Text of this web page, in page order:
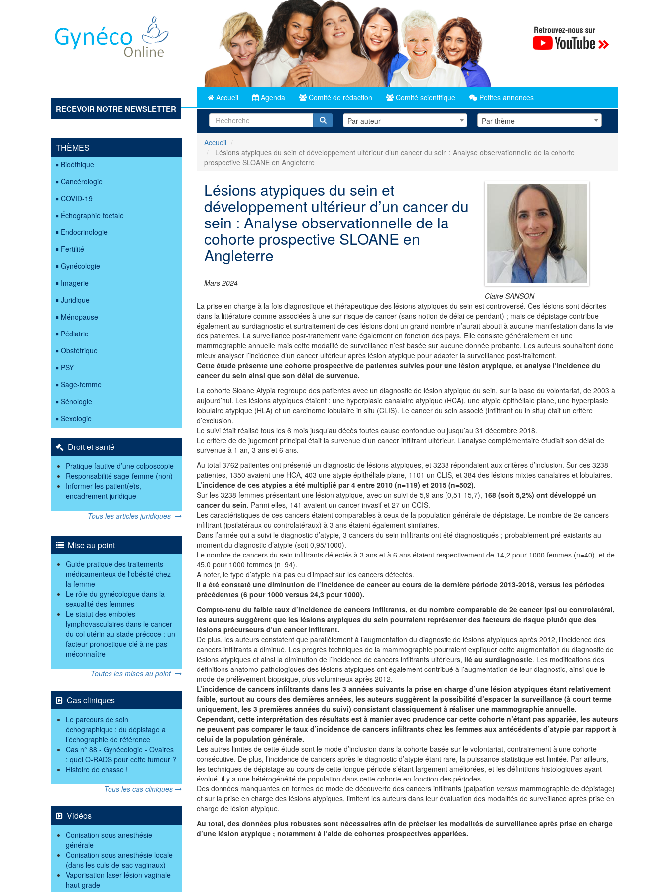
Accueil Agenda Comité de rédaction Comité scientifique Petites annonces
RECEVOIR NOTRE NEWSLETTER
RecherchePar auteur Par thème
Accueil
Lésions atypiques du sein et développement ultérieur d’un cancer du sein : Analyse observationnelle de la cohorte
prospective SLOANE en Angleterre
Lésions atypiques du sein et
développement ultérieur d’un cancer du
sein : Analyse observationnelle de la
cohorte prospective SLOANE en
Angleterre
Mars 2024
Claire SANSON
La prise en charge à la fois diagnostique et thérapeutique des lésions atypiques du sein est controversé. Ces lésions sont décrites
dans la littérature comme associées à une sur-risque de cancer (sans notion de délai ce pendant) ; mais ce dépistage contribue
également au surdiagnostic et surtraitement de ces lésions dont un grand nombre n’aurait abouti à aucune manifestation dans la vie
des patientes. La surveillance post-traitement varie également en fonction des pays. Elle consiste généralement en une
mammographie annuelle mais cette modalité de surveillance n’est basée sur aucune donnée probante. Les auteurs souhaitent donc
mieux analyser l’incidence d’un cancer ultérieur après lésion atypique pour adapter la surveillance post-traitement.
Cette étude présente une cohorte prospective de patientes suivies pour une lésion atypique, et analyse l’incidence du
cancer du sein ainsi que son délai de survenue.
La cohorte Sloane Atypia regroupe des patientes avec un diagnostic de lésion atypique du sein, sur la base du volontariat, de 2003 à
aujourd’hui. Les lésions atypiques étaient : une hyperplasie canalaire atypique (HCA), une atypie épithéliale plane, une hyperplasie
lobulaire atypique (HLA) et un carcinome lobulaire in situ (CLIS). Le cancer du sein associé (infiltrant ou in situ) était un critère
d’exclusion.
Le suivi était réalisé tous les 6 mois jusqu’au décès toutes cause confondue ou jusqu’au 31 décembre 2018.
Le critère de de jugement principal était la survenue d’un cancer infiltrant ultérieur. L’analyse complémentaire étudiait son délai de
survenue à 1 an, 3 ans et 6 ans.
Au total 3762 patientes ont présenté un diagnostic de lésions atypiques, et 3238 répondaient aux critères d’inclusion. Sur ces 3238
patientes, 1350 avaient une HCA, 403 une atypie épithéliale plane, 1101 un CLIS, et 384 des lésions mixtes canalaires et lobulaires.
L’incidence de ces atypies a été multiplié par 4 entre 2010 (n=119) et 2015 (n=502).
Sur les 3238 femmes présentant une lésion atypique, avec un suivi de 5,9 ans (0,51-15,7), 168 (soit 5,2%) ont développé un
cancer du sein. Parmi elles, 141 avaient un cancer invasif et 27 un CCIS.
Les caractéristiques de ces cancers étaient comparables à ceux de la population générale de dépistage. Le nombre de 2e cancers
infiltrant (ipsilatéraux ou controlatéraux) à 3 ans étaient également similaires.
Dans l’année qui a suivi le diagnostic d’atypie, 3 cancers du sein infiltrants ont été diagnostiqués ; probablement pré-existants au
moment du diagnostic d’atypie (soit 0,95/1000).
Le nombre de cancers du sein infiltrants détectés à 3 ans et à 6 ans étaient respectivement de 14,2 pour 1000 femmes (n=40), et de
45,0 pour 1000 femmes (n=94).
A noter, le type d’atypie n’a pas eu d’impact sur les cancers détectés.
Il a été constaté une diminution de l’incidence de cancer au cours de la dernière période 2013-2018, versus les périodes
précédentes (6 pour 1000 versus 24,3 pour 1000).
Compte-tenu du faible taux d’incidence de cancers infiltrants, et du nombre comparable de 2e cancer ipsi ou controlatéral,
les auteurs suggèrent que les lésions atypiques du sein pourraient représenter des facteurs de risque plutôt que des
lésions précurseurs d’un cancer infiltrant.
De plus, les auteurs constatent que parallèlement à l’augmentation du diagnostic de lésions atypiques après 2012, l’incidence des
cancers infiltrants a diminué. Les progrès techniques de la mammographie pourraient expliquer cette augmentation du diagnostic de
lésions atypiques et ainsi la diminution de l’incidence de cancers infiltrants ultérieurs, lié au surdiagnostic. Les modifications des
définitions anatomo-pathologiques des lésions atypiques ont également contribué à l’augmentation de leur diagnostic, ainsi que le
mode de prélèvement biopsique, plus volumineux après 2012.
L’incidence de cancers infiltrants dans les 3 années suivants la prise en charge d’une lésion atypiques étant relativement
faible, surtout au cours des dernières années, les auteurs suggèrent la possibilité d’espacer la surveillance (à court terme
uniquement, les 3 premières années du suivi) consistant classiquement à réaliser une mammographie annuelle.
Cependant, cette interprétation des résultats est à manier avec prudence car cette cohorte n’étant pas appariée, les auteurs
ne peuvent pas comparer le taux d’incidence de cancers infiltrants chez les femmes aux antécédents d’atypie par rapport à
celui de la population générale.
Les autres limites de cette étude sont le mode d’inclusion dans la cohorte basée sur le volontariat, contrairement à une cohorte
consécutive. De plus, l’incidence de cancers après le diagnostic d’atypie étant rare, la puissance statistique est limitée. Par ailleurs,
les techniques de dépistage au cours de cette longue période s’étant largement améliorées, et les définitions histologiques ayant
évolué, il y a une hétérogénéité de population dans cette cohorte en fonction des périodes.
Des données manquantes en termes de mode de découverte des cancers infiltrants (palpation versus mammographie de dépistage)
et sur la prise en charge des lésions atypiques, limitent les auteurs dans leur évaluation des modalités de surveillance après prise en
charge de lésion atypique.
Au total, des données plus robustes sont nécessaires afin de préciser les modalités de surveillance après prise en charge
d’une lésion atypique ; notamment à l’aide de cohortes prospectives appariées.
THÈMES
Bioéthique
Cancérologie
COVID-19
Échographie foetale
Endocrinologie
Fertilité
Gynécologie
Imagerie
Juridique
Ménopause
Pédiatrie
Obstétrique
PSY
Sage-femme
Sénologie
Sexologie
Droit et santé
Pratique fautive d’une colposcopie
Responsabilité sage-femme (non)
Informer les patient(e)s,
encadrement juridique
Tous les articles juridiques
Mise au point
Guide pratique des traitements
médicamenteux de l'obésité chez
la femme
Le rôle du gynécologue dans la
sexualité des femmes
Le statut des emboles
lymphovasculaires dans le cancer
du col utérin au stade précoce : un
facteur pronostique clé à ne pas
méconnaître
Toutes les mises au point
Cas cliniques
Le parcours de soin
échographique : du dépistage a
l’échographie de référence
Cas n° 88 - Gynécologie - Ovaires
: quel O-RADS pour cette tumeur ?
Histoire de chasse !
Tous les cas cliniques
Vidéos
Conisation sous anesthésie
générale
Conisation sous anesthésie locale
(dans les culs-de-sac vaginaux)
Vaporisation laser lésion vaginale
haut grade